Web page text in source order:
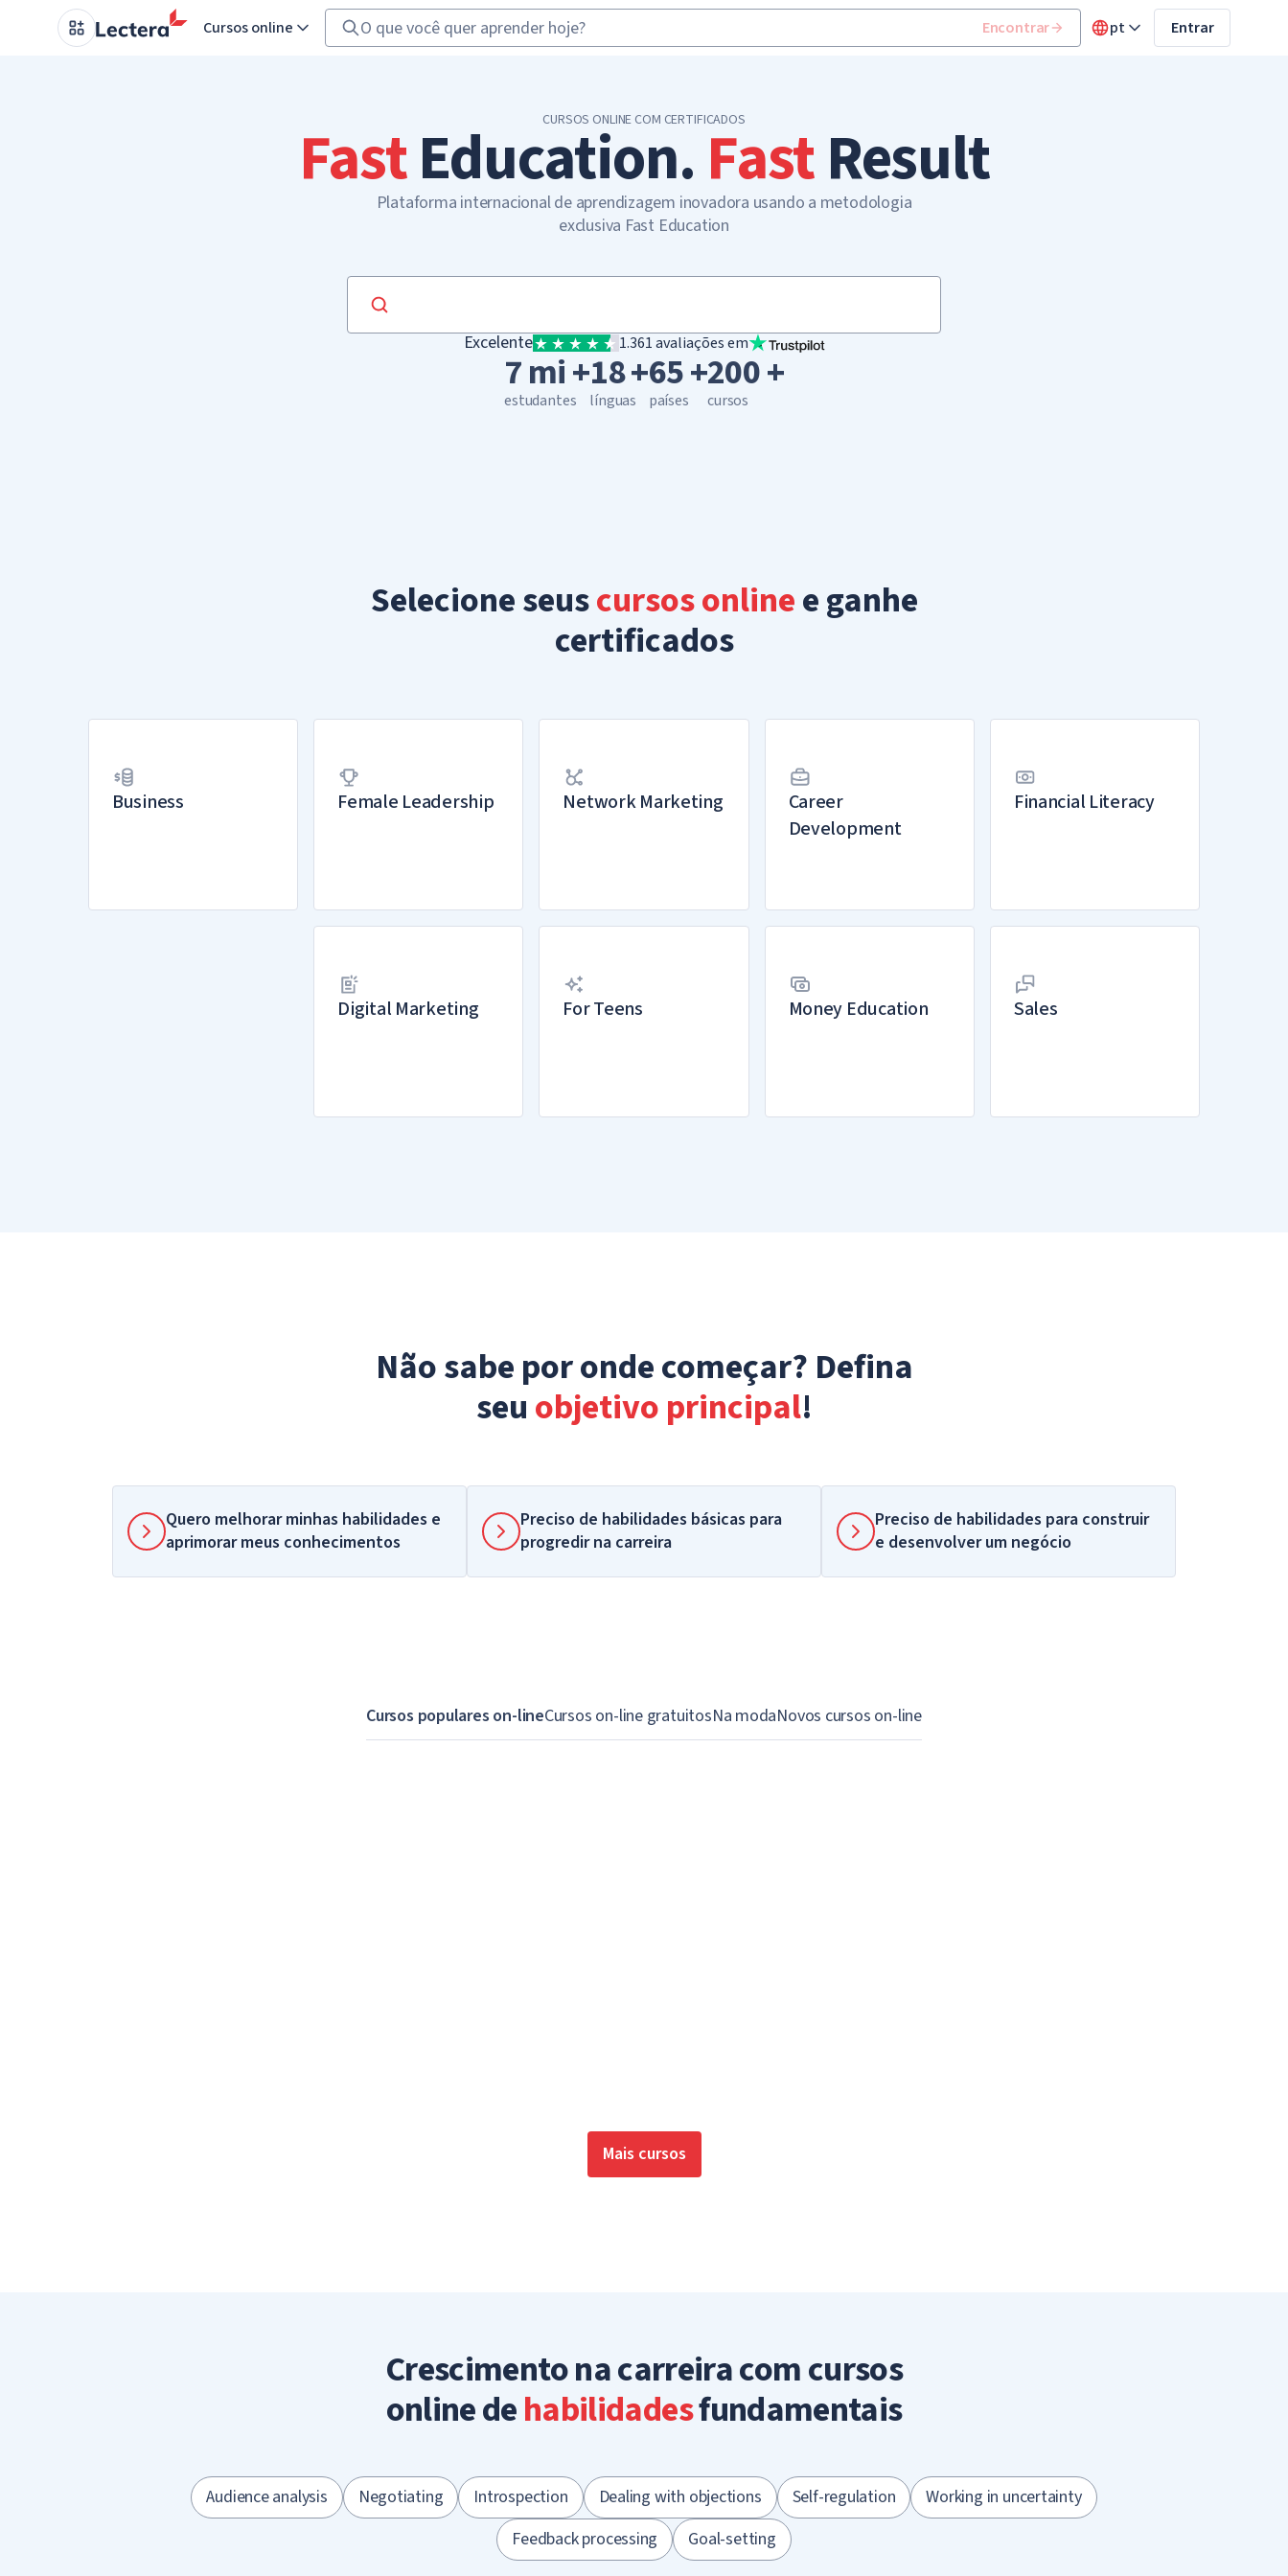
Cursos online Encontrar pt Entrar
CURSOS ONLINE COM CERTIFICADOS
FastEducation. FastResult
Plataforma internacional de aprendizagem inovadora usando a metodologia
exclusiva Fast Education
Excelente 1.361 avaliações em
7 mi +
estudantes
18 +
línguas
65 +
países
200 +
cursos
Selecione seuscursos onlinee ganhe
certificados
Business Female Leadership Network Marketing
Career
Development
Financial Literacy
Digital Marketing For Teens Money Education Sales
Não sabe por onde começar? Defina
seuobjetivo principal!
Quero melhorar minhas habilidades e
aprimorar meus conhecimentos
Preciso de habilidades básicas para
progredir na carreira
Preciso de habilidades para construir
e desenvolver um negócio
Cursos populares on-lineCursos on-line gratuitosNa modaNovos cursos on-line
Mais cursos
Crescimento na carreira com cursos
online dehabilidadesfundamentais
Audience analysis Negotiating Introspection Dealing with objections Self-regulation
Working in uncertainty
Feedback processing
Goal-setting